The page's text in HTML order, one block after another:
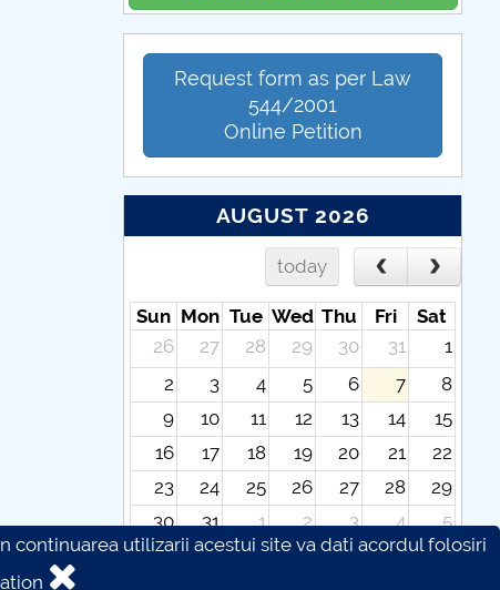
Request form as per Law
544/2001
Online Petition
AUGUST 2026
today
Sun Mon Tue Wed Thu Fri
Sat
26
27 28 29 30 31
1
2
3 4 5 6 7
8
9
10 11 12 13 14
15
16
17 18 19 20 21
22
23
24 25 26 27 28
29
30
31 1 2 3 4
5
continuarea utilizarii acestui site va dati acordul folosiri